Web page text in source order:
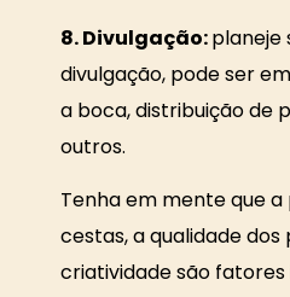
8. Divulgação:planeje
divulgação, pode ser
a boca, distribuição de
outros.
Tenha em mente que
cestas, a qualidade
criatividade são